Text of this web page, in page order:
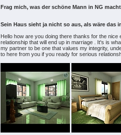
Frag mich, was der schöne Mann in NG
Sein Haus sieht ja nicht so aus, als wäre das
Hello how are you doing there thanks for the
relationship that will end up in marriage . It's is
my partner to be one that values my integrity,
to here from you if you ready for serious